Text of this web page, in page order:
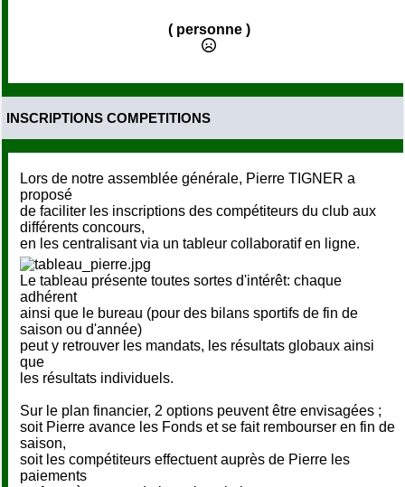
( personne )
INSCRIPTIONS COMPETITIONS
Lors de notre assemblée générale, Pierre TIGNER a
proposé
de faciliter les inscriptions des compétiteurs du club aux
différents concours,
en les centralisant via un tableur collaboratif en ligne.
Le tableau présente toutes sortes d'intérêt: chaque
adhérent
ainsi que le bureau (pour des bilans sportifs de fin de
saison ou d'année)
peut y retrouver les mandats, les résultats globaux ainsi
que
les résultats individuels.
Sur le plan financier, 2 options peuvent être envisagées ;
soit Pierre avance les Fonds et se fait rembourser en fin de
saison,
soit les compétiteurs effectuent auprès de Pierre les
paiements